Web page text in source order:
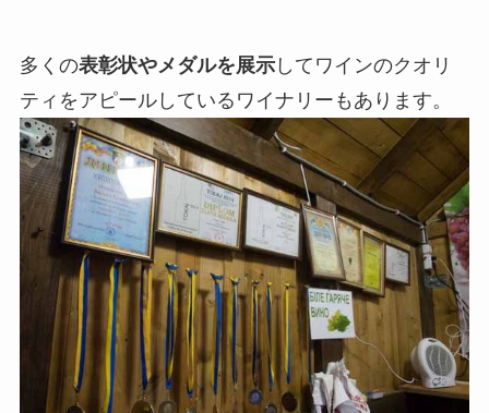
多くの表彰状やメダルを展示してワインのクオリ
ティをアピールしているワイナリーもあります。